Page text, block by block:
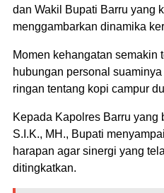
dan Wakil Bupati Barru yang
menggambarkan dinamika
Momen kehangatan semakin
hubungan personal
ringan tentang kopi campur
Kepada Kapolres Barru yang
S.I.K., MH., Bupati
harapan agar sinergi yang
ditingkatkan.